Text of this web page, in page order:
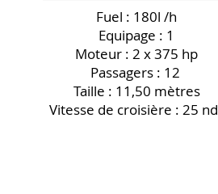
Fuel : 180l /h
Equipage : 1
Moteur : 2 x 375 hp
Passagers : 12
Taille : 11,50 mètres
Vitesse de croisière : 25